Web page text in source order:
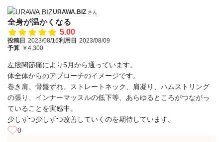
URAWA.BIZ さん
全身が温かくなる
5.00
投稿日 2023/08/16利用日 2023/08/09
予算 ￥4,300
左股関節痛により5月から通っています。
体全体からのアプローチのイメージです。
巻き肩、骨盤ずれ、ストレートネック、肩凝り、ハムストリング
の張り、インナーマッスルの低下等、あらゆるところがつながっ
ていることを実感中。
少しずつ少しずつ改善していくのを期待しています。
0